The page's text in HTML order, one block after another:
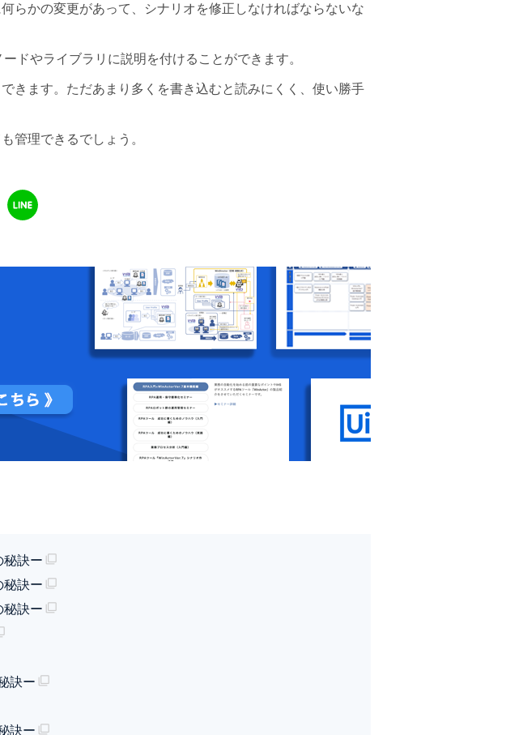
らかの変更があって、シナリオを修正しなければならないな
ドやライブラリに説明を付けることができます。
きます。ただあまり多くを書き込むと読みにくく、使い勝手
管理できるでしょう。
訣ー
訣ー
訣ー
訣ー
訣ー